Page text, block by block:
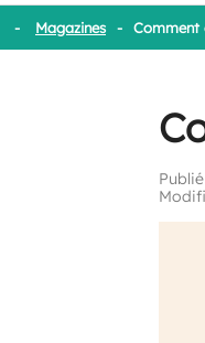
- Magazines - Comment